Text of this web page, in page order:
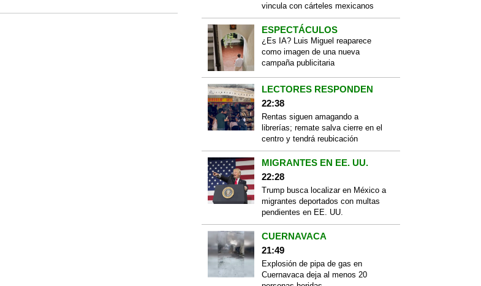
vincula con cárteles mexicanos
ESPECTÁCULOS
¿Es IA? Luis Miguel reaparece
como imagen de una nueva
campaña publicitaria
LECTORES RESPONDEN
22:38
Rentas siguen amagando a
librerías; remate salva cierre en el
centro y tendrá reubicación
MIGRANTES EN EE. UU.
22:28
Trump busca localizar en México a
migrantes deportados con multas
pendientes en EE. UU.
CUERNAVACA
21:49
Explosión de pipa de gas en
Cuernavaca deja al menos 20